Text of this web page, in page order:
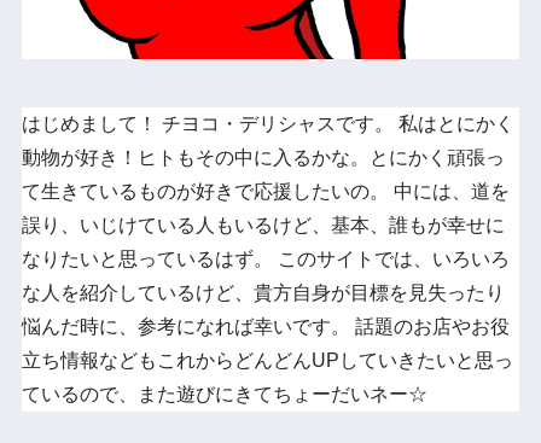
はじめまして！ チヨコ・デリシャスです。 私はとにかく
動物が好き！ヒトもその中に入るかな。とにかく頑張っ
て生きているものが好きで応援したいの。 中には、道を
誤り、いじけている人もいるけど、基本、誰もが幸せに
なりたいと思っているはず。 このサイトでは、いろいろ
な人を紹介しているけど、貴方自身が目標を見失ったり
悩んだ時に、参考になれば幸いです。 話題のお店やお役
立ち情報などもこれからどんどんUPしていきたいと思っ
ているので、また遊びにきてちょーだいネー☆